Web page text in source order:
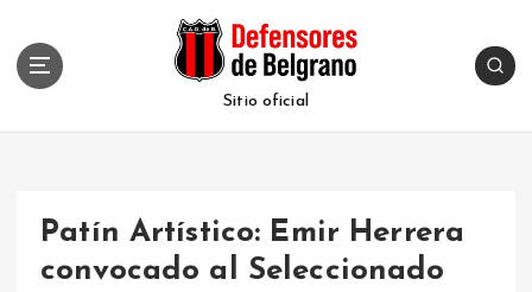
Sitio oficial
Patín Artístico: Emir Herrera
convocado al Seleccionado